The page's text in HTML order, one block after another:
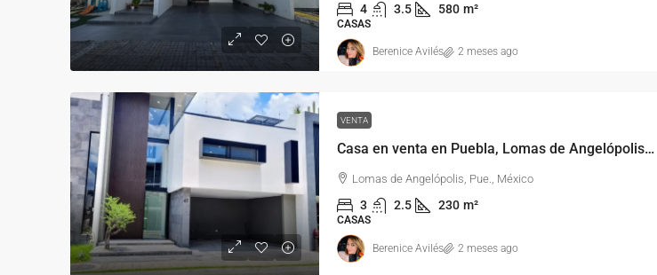
4 3.5 580 m²
CASAS
Berenice Avilés 2 meses ago
VENTA
Casa en venta en Puebla, Lomas de Angelópolis – Parque Sinaloa
Lomas de Angelópolis, Pue., México
3 2.5 230 m²
CASAS
Berenice Avilés 2 meses ago